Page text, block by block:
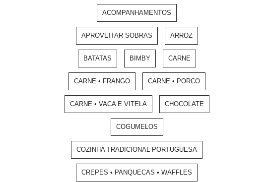
ACOMPANHAMENTOS
APROVEITAR SOBRAS ARROZ
BATATAS BIMBY CARNE
CARNE • FRANGO CARNE • PORCO
CARNE • VACA E VITELA CHOCOLATE
COGUMELOS
COZINHA TRADICIONAL PORTUGUESA
CREPES • PANQUECAS • WAFFLES